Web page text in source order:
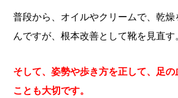
普段から、オイルやクリームで、乾燥
んですが、根本改善として靴を見直す
そして、姿勢や歩き方を正して、足
ことも大切です。